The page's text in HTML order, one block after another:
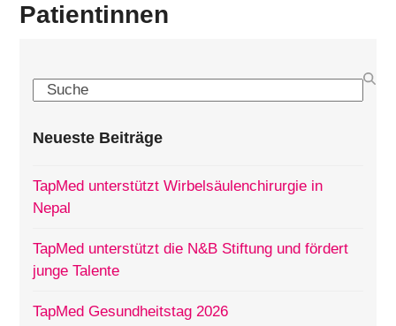
Patientinnen
Search
Neueste Beiträge
TapMed unterstützt Wirbelsäulenchirurgie in
Nepal
TapMed unterstützt die N&B Stiftung und fördert
junge Talente
TapMed Gesundheitstag 2026